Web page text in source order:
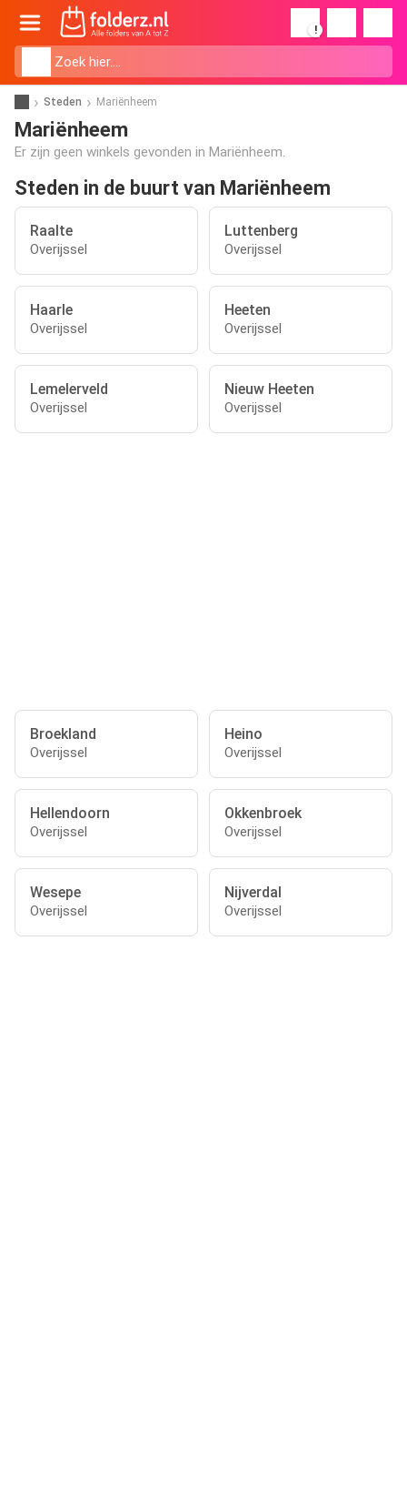
!
Steden Mariënheem
Mariënheem
Er zijn geen winkels gevonden in Mariënheem.
Steden in de buurt van Mariënheem
Raalte
Overijssel
Luttenberg
Overijssel
Haarle
Overijssel
Heeten
Overijssel
Lemelerveld
Overijssel
Nieuw Heeten
Overijssel
Broekland
Overijssel
Heino
Overijssel
Hellendoorn
Overijssel
Okkenbroek
Overijssel
Wesepe
Overijssel
Nijverdal
Overijssel